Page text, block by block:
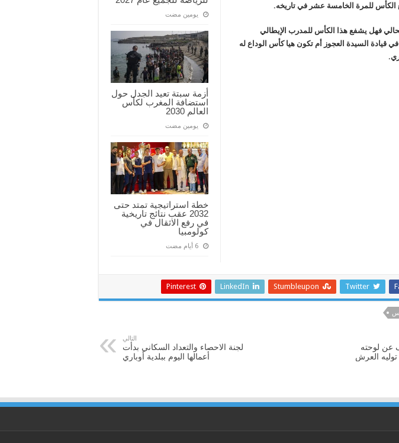
‏يومين مضت
أزمة سبتة تعيد الجدل حول
استضافة المغرب لكأس
العالم 2030
‏يومين مضت
خطة استراتيجية تمتد حتى
2032 عقب نتائج تاريخية
في رفع الاثقال في
كولومبيا
الكأس للمرة الخامسة عشر في تاريخه.
فهل يشفع هذا الكأس للمدرب الإيطالي
في قيادة السيدة العجوز أم تكون هيا كأس الوداع له
Twitter
Stumbleupon
LinkedIn
Pinterest
عن لوحته
توليه العرش
التالي
لجنة الاحصاء والتعداد السكاني بدأت
أعمالها اليوم ببلدية أوباري